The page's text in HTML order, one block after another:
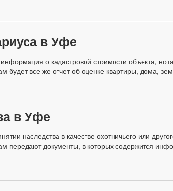
в Уфе
о кадастровой стоимости объекта,
будет все же отчет об оценке квартиры, дома,
в Уфе
наследства в качестве охотничьего или
передают документы, в которых содержится